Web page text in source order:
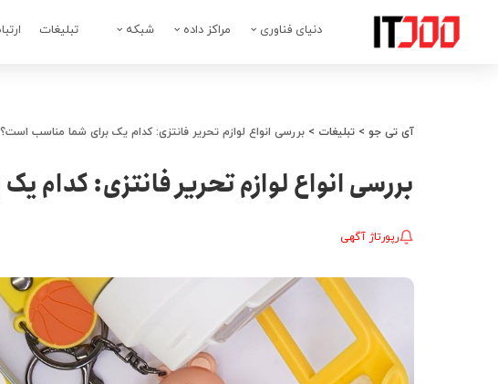
دنیای فناوری مراکز داده شبکه تبلیغات
آی تی جو > تبلیغات > بررسی انواع لوازم تحریر فانتزی: کدام یک برای شما مناسب است؟
بررسی انواع لوازم تحریر فانتزی: کدام
رپورتاژ آگهی